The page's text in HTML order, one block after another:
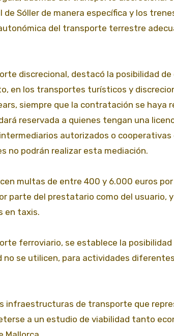
Sóller de manera específica y los
del transporte terrestre
discrecional, destacó la posibilidad
en los transportes turísticos y
siempre que la contratación se haya
reservada a quienes tengan una
autorizados o
no podrán realizar esta mediación.
multas de entre 400 y 6.000 euros
parte del prestatario como del usuario,
en taxis.
ferroviario, se establece la
no se utilicen, para actividades
infraestructuras de transporte que
a un estudio de viabilidad tanto